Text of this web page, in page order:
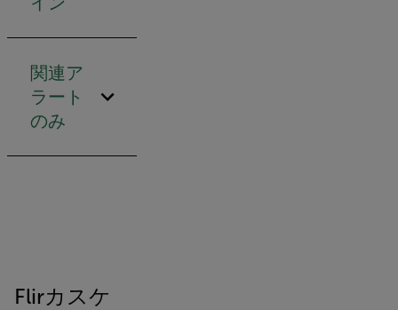
関連ア
ラート
のみ
Flirカスケ